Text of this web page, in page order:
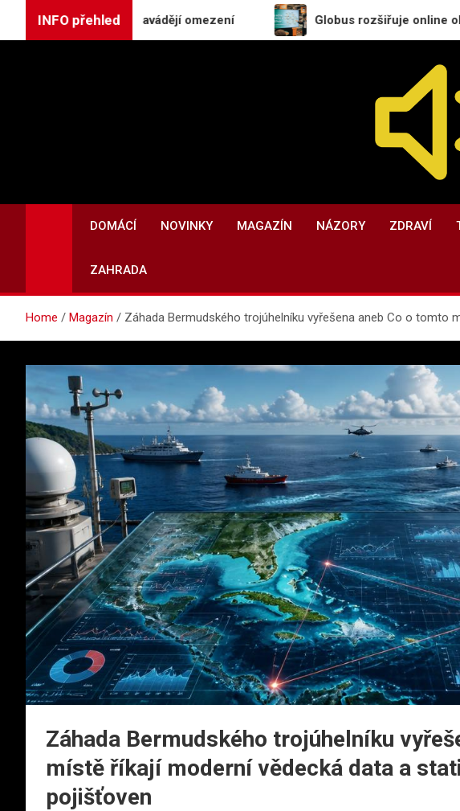
INFO přehled
USA zavádějí omezení Globus rozšiřuje online obchod do
DOMÁCÍ NOVINKY MAGAZÍN NÁZORY ZDRAVÍ
ZAHRADA
Home Magazín Záhada Bermudského trojúhelníku vyřešena aneb Co o tomto
Záhada Bermudského trojúhelníku
místě říkají moderní vědecká data a
pojišťoven